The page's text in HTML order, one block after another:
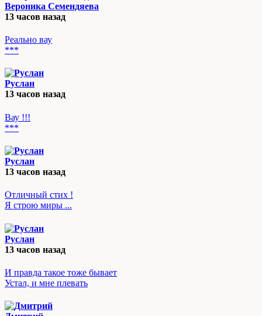
Вероника Семендяева
13 часов назад
Реально вау
***
Руслан
13 часов назад
Вау !!!
***
Руслан
13 часов назад
Отличный стих !
Я строю миры ...
Руслан
13 часов назад
И правда такое тоже бывает
Устал, и мне плевать